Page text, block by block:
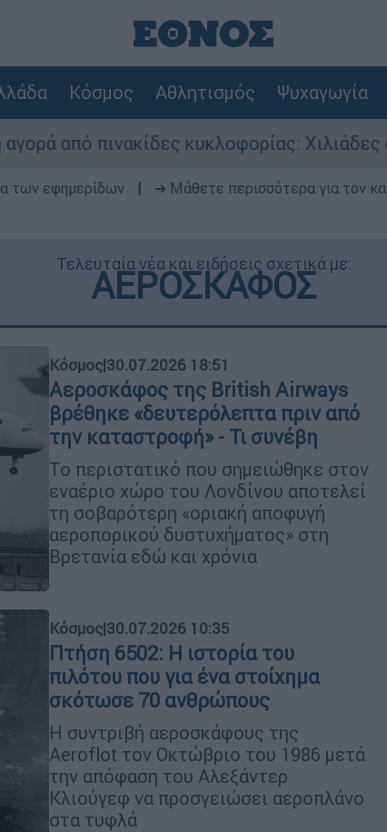
Κόσμος Αθλητισμός Ψυχαγωγία
κυκλοφορίας: Χιλιάδες αυτοκίνητα
των εφημερίδων ➔ Μάθετε περισσότερα για τον
Τελευταία νέα και ειδήσεις σχετικά με:
ΑΕΡΟΣΚΑΦΟΣ
Κόσμος|30.07.2026 18:51
Αεροσκάφος της British Airways
βρέθηκε «δευτερόλεπτα πριν από
την καταστροφή» - Τι συνέβη
Το περιστατικό που σημειώθηκε στον
εναέριο χώρο του Λονδίνου αποτελεί
τη σοβαρότερη «οριακή αποφυγή
αεροπορικού δυστυχήματος» στη
Βρετανία εδώ και χρόνια
Κόσμος|30.07.2026 10:35
Πτήση 6502: Η ιστορία του
πιλότου που για ένα στοίχημα
σκότωσε 70 ανθρώπους
Η συντριβή αεροσκάφους της
Aeroflot τον Οκτώβριο του 1986 μετά
την απόφαση του Αλεξάντερ
Κλιούγεφ να προσγειώσει αεροπλάνο
στα τυφλά